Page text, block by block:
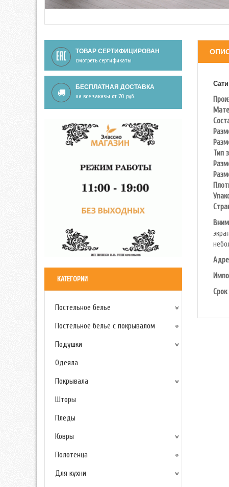
ТОВАР СЕРТИФИЦИРОВАН
смотреть сертификаты
БЕСПЛАТНАЯ ДОСТАВКА
на все заказы от 70 руб.
КАТЕГОРИИ
Постельное белье
Постельное белье с покрывалом
Подушки
Одеяла
Покрывала
Шторы
Пледы
Ковры
Полотенца
Для кухни
Тип
Срок